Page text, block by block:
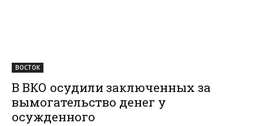
ВОСТОК
В ВКО осудили заключенных за
вымогательство денег у
осужденного